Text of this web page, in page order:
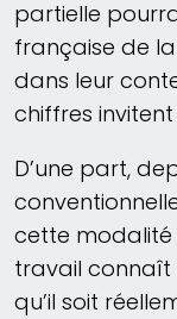
partielle
française de
dans leur
chiffres
D’une part,
cette
travail connaît
qu’il soit